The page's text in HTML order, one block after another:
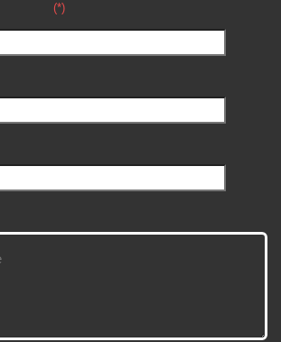
(*)